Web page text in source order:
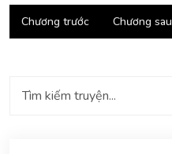
Chương trước Chương sau